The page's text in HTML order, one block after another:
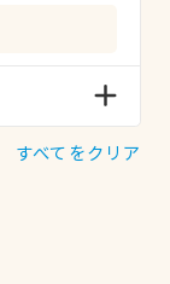
すべてをクリア